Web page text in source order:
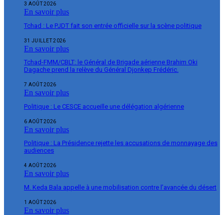
3 AOÛT 2026
En savoir plus
Tchad : Le PJDT fait son entrée officielle sur la scène politique
31 JUILLET 2026
En savoir plus
Tchad-FMM/CBLT: le Général de Brigade aérienne Brahim Oki
Dagache prend la relève du Général Djonkep Frédéric.
7 AOÛT 2026
En savoir plus
Politique : Le CESCE accueille une délégation algérienne
6 AOÛT 2026
En savoir plus
Politique : La Présidence rejette les accusations de monnayage des
audiences
4 AOÛT 2026
En savoir plus
M. Keda Bala appelle à une mobilisation contre l’avancée du désert
1 AOÛT 2026
En savoir plus